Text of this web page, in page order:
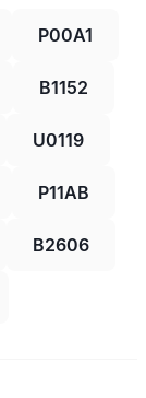
P00A1
B1152
U0119
P11AB
B2606